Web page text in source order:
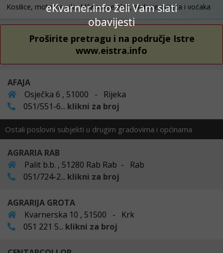
eKvarner.info želi Vam slati
obavijesti
Kosilice, motorne pile, Milwaukee alati, sadnice cvijeća i voćaka
Proširite pretragu i na područje Istre
www.eistra.info
AFAJA
Osječka 6 , 51000 - Rijeka
051/551-6... klikni za broj
Ostali poslovni subjekti u drugim gradovima i općinama
AGRARIA RAB
Palit b.b. , 51280 Rab Rab - Rab
051/724-2... klikni za broj
AGRARIJA GROTA
Kvarnerska 10 , 51500 - Krk
051 221 5... klikni za broj